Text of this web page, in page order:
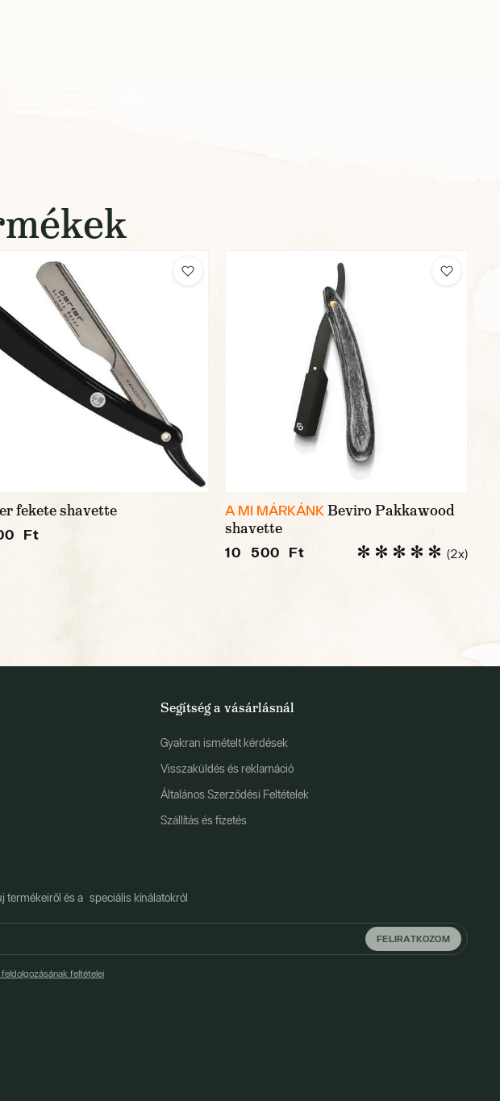
fekete shavette
Ft
A MI MÁRKÁNKBeviro Pakkawood
shavette
10 500 Ft (2x)
Segítség a vásárlásnál
Gyakran ismételt kérdések
Visszaküldés és reklamáció
Általános Szerződési Feltételek
Szállítás és fizetés
termékeiről és a speciális kínálatokról
FELIRATKOZOM
feltételei